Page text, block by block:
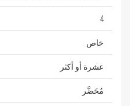
4
خاص
عشرة أو أكثر
مُحَضَّر